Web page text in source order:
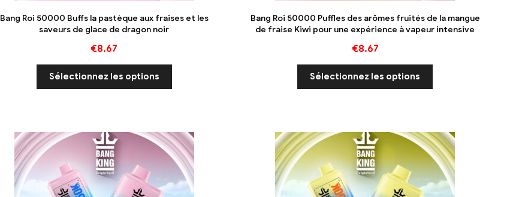
Bang Roi 50000 Buffs la pastèque aux fraises et les
saveurs de glace de dragon noir
€8.67
Sélectionnez les options
Bang Roi 50000 Puffles des arômes fruités de la mangue
de fraise Kiwi pour une expérience à vapeur intensive
€8.67
Sélectionnez les options